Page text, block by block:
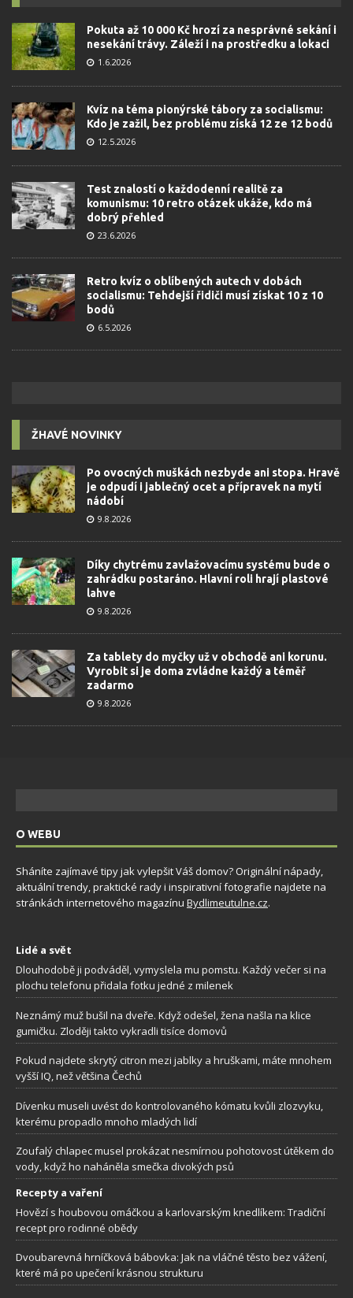
Pokuta až 10 000 Kč hrozí za nesprávné sekání i
nesekání trávy. Záleží i na prostředku a lokaci
1.6.2026
Kvíz na téma pionýrské tábory za socialismu:
Kdo je zažil, bez problému získá 12 ze 12 bodů
12.5.2026
Test znalostí o každodenní realitě za
komunismu: 10 retro otázek ukáže, kdo má
dobrý přehled
23.6.2026
Retro kvíz o oblíbených autech v dobách
socialismu: Tehdejší řidiči musí získat 10 z 10
bodů
6.5.2026
ŽHAVÉ NOVINKY
Po ovocných muškách nezbyde ani stopa. Hravě
je odpudí i jablečný ocet a přípravek na mytí
nádobí
9.8.2026
Díky chytrému zavlažovacímu systému bude o
zahrádku postaráno. Hlavní roli hrají plastové
lahve
9.8.2026
Za tablety do myčky už v obchodě ani korunu.
Vyrobit si je doma zvládne každý a téměř
zadarmo
9.8.2026
O WEBU
Sháníte zajímavé tipy jak vylepšit Váš domov? Originální nápady,
aktuální trendy, praktické rady i inspirativní fotografie najdete na
stránkách internetového magazínu Bydlimeutulne.cz.
Lidé a svět
Dlouhodobě ji podváděl, vymyslela mu pomstu. Každý večer si na
plochu telefonu přidala fotku jedné z milenek
Neznámý muž bušil na dveře. Když odešel, žena našla na klice
gumičku. Zloději takto vykradli tisíce domovů
Pokud najdete skrytý citron mezi jablky a hruškami, máte mnohem
vyšší IQ, než většina Čechů
Dívenku museli uvést do kontrolovaného kómatu kvůli zlozvyku,
kterému propadlo mnoho mladých lidí
Zoufalý chlapec musel prokázat nesmírnou pohotovost útěkem do
vody, když ho naháněla smečka divokých psů
Recepty a vaření
Hovězí s houbovou omáčkou a karlovarským knedlíkem: Tradiční
recept pro rodinné obědy
Dvoubarevná hrníčková bábovka: Jak na vláčné těsto bez vážení,
které má po upečení krásnou strukturu